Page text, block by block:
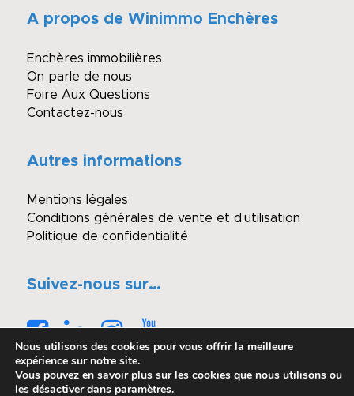
A propos de Winimmo Enchères
Enchères immobilières
On parle de nous
Foire Aux Questions
Contactez-nous
Autres informations
Mentions légales
Conditions générales de vente et d’utilisation
Politique de confidentialité
Suivez-nous sur…
Nous utilisons des cookies pour vous offrir la meilleure
expérience sur notre site.
Vous pouvez en savoir plus sur les cookies que nous utilisons ou
les désactiver dans paramètres.